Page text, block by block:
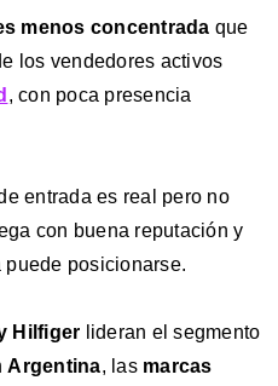
menos concentrada que
los vendedores activos
, con poca presencia
entrada es real pero no
con buena reputación y
posicionarse.
Hilfiger lideran el segmento
Argentina, las marcas